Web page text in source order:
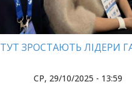
ТУТ ЗРОСТАЮТЬ ЛІДЕРИ
СР, 29/10/2025 - 13:59